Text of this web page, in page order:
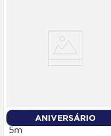
ANIVERSÁRIO
Fita Isolante 3m 18mm x
5m